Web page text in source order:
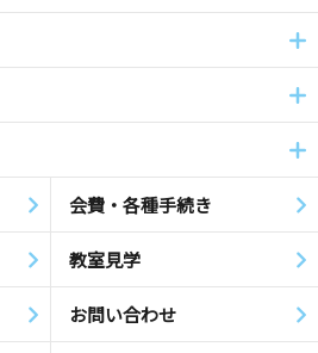
会費・各種手続き
教室見学
お問い合わせ